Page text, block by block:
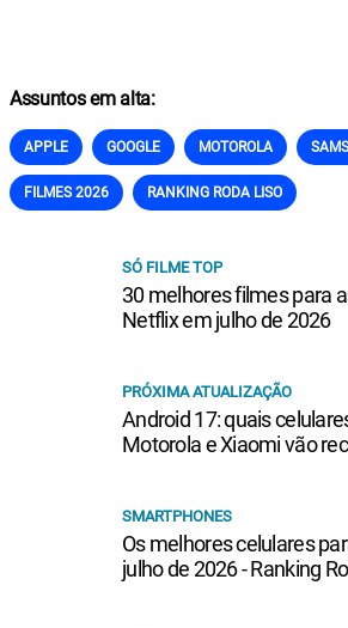
Assuntos em alta:
APPLE GOOGLE MOTOROLA
FILMES 2026 RANKING RODA LISO
SÓ FILME TOP
30 melhores filmes para
Netflix em julho de 2026
PRÓXIMA ATUALIZAÇÃO
Android 17: quais
Motorola e Xiaomi vão
SMARTPHONES
Os melhores celulares
julho de 2026 - Ranking